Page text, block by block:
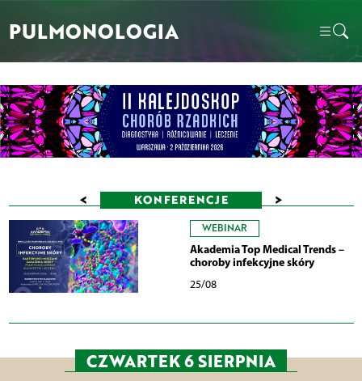
PULMONOLOGIA
< KONFERENCJE >
WEBINAR
Akademia Top Medical Trends –
choroby infekcyjne skóry
25/08
CZWARTEK 6 SIERPNIA